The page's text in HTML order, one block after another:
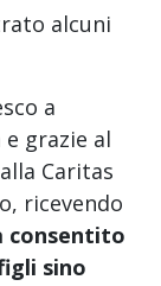
alcuni
a
grazie al
Caritas
ricevendo
consentito
sino